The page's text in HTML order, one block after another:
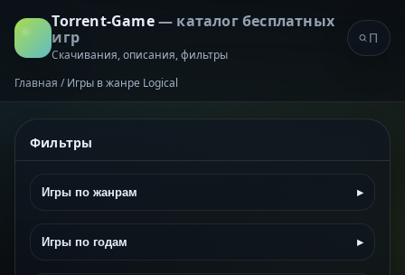
Torrent-Game— каталог бесплатных
игр
Скачивания, описания, фильтры
Главная / Игры в жанре Logical
Фильтры
Игры по жанрам ▸
Игры по годам ▸